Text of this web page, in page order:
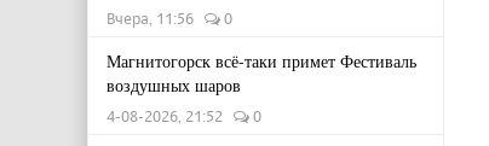
Вчера, 11:56 0
Магнитогорск всё-таки примет Фестиваль
воздушных шаров
4-08-2026, 21:52 0